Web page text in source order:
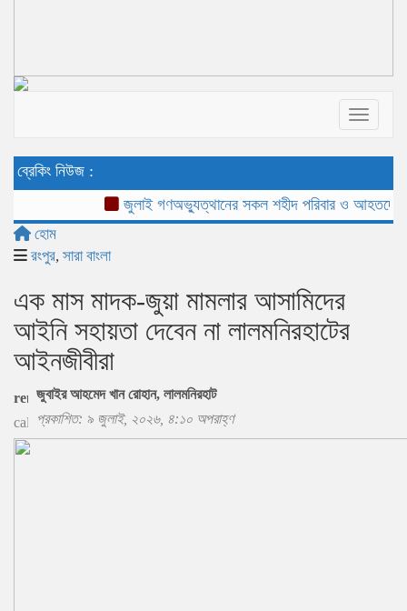
ব্রেকিং নিউজ :
জুলাই গণঅভ্যুত্থানের সকল শহীদ পরিবার ও আহতদের
হোম
রংপুর, সারা বাংলা
এক মাস মাদক-জুয়া মামলার আসামিদের
আইনি সহায়তা দেবেন না লালমনিরহাটের
আইনজীবীরা
‎​জুবাইর আহমেদ খান রোহান, লালমনিরহাট
প্রকাশিত: ৯ জুলাই, ২০২৬, ৪:১০ অপরাহ্ণ